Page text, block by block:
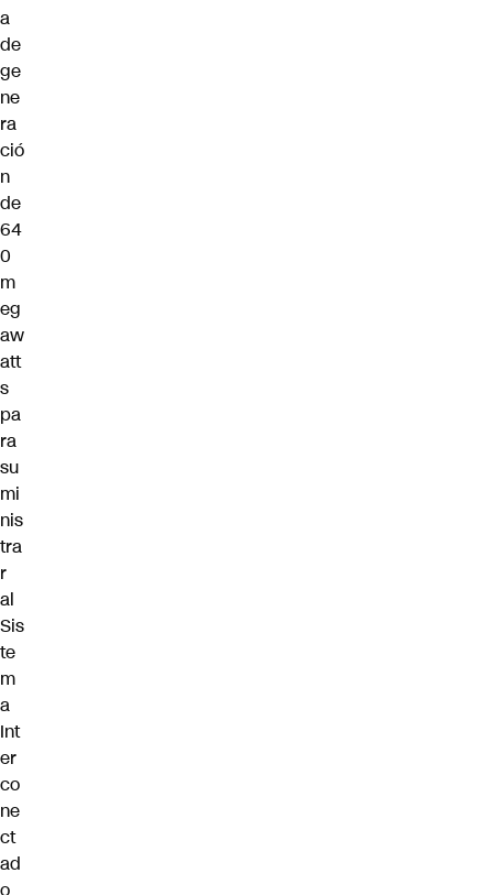
a
de
ge
ne
ra
ció
n
de
64
0
m
eg
aw
att
s
pa
ra
su
mi
nis
tra
r
al
Sis
te
m
a
Int
er
co
ne
ct
ad